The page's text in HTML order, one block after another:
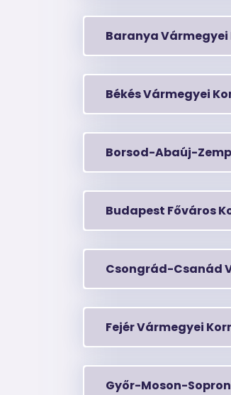
Baranya
Békés Vármegyei
Borsod-Abaúj-
Budapest Főváros
Csongrád-Csanád
Fejér Vármegyei
Győr-Moson-